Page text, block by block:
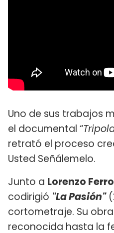
Uno de sus trabajos
el documental “
retrató el proceso
Usted Señálemelo.
Junto a Lorenzo Ferro
codirigió "La Pasión"
cortometraje. Su
reconocida hasta la